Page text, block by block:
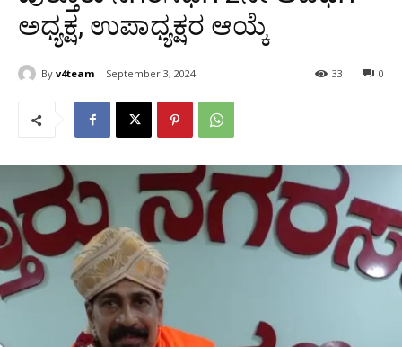
ಅಧ್ಯಕ್ಷ, ಉಪಾಧ್ಯಕ್ಷರ ಆಯ್ಕೆ
By v4team September 3, 2024 0
33